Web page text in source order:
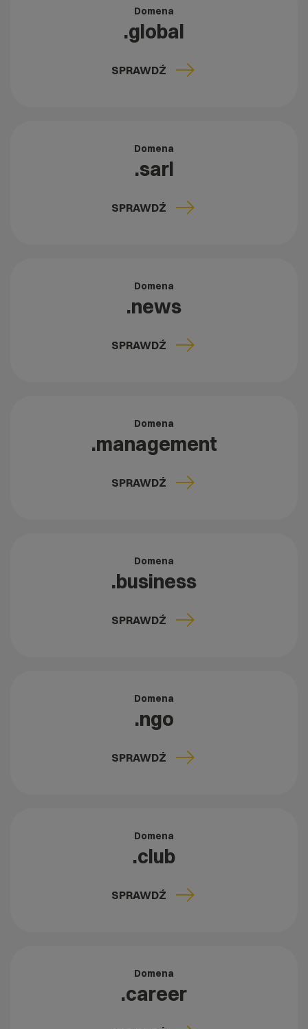
Domena
.global
SPRAWDŹ
Domena
.sarl
SPRAWDŹ
Domena
.news
SPRAWDŹ
Domena
.management
SPRAWDŹ
Domena
.business
SPRAWDŹ
Domena
.ngo
SPRAWDŹ
Domena
.club
SPRAWDŹ
Domena
.career